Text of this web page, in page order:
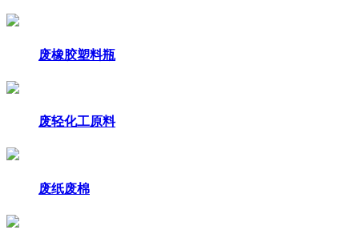
废橡胶塑料瓶
废轻化工原料
废纸废棉